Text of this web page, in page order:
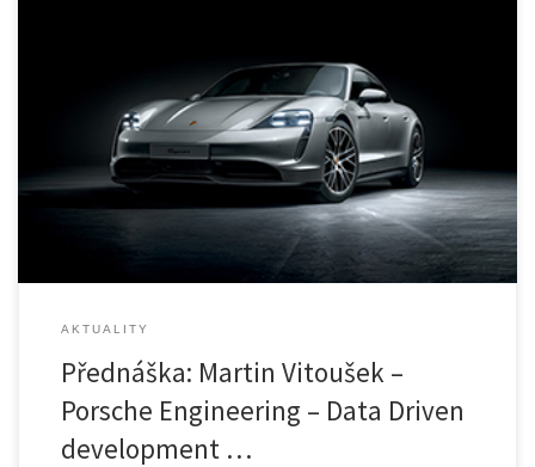
Zveme Vás na další přednášku ze série přednášek o automatizaci,
aplikacích […]
AKTUALITY
Přednáška: Martin Vitoušek –
Porsche Engineering – Data Driven
development …